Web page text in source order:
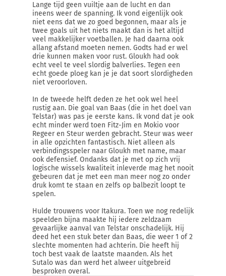
Lange tijd geen vuiltje aan de lucht en dan
ineens weer de spanning. Ik vond eigenlijk ook
niet eens dat we zo goed begonnen, maar als je
twee goals uit het niets maakt dan is het altijd
veel makkelijker voetballen. Je had daarna ook
allang afstand moeten nemen. Godts had er wel
drie kunnen maken voor rust. Gloukh had ook
echt veel te veel slordig balverlies. Tegen een
echt goede ploeg kan je je dat soort slordigheden
niet veroorloven.
In de tweede helft deden ze het ook wel heel
rustig aan. Die goal van Baas (die in het doel van
Telstar) was pas je eerste kans. Ik vond dat je ook
echt minder werd toen Fitz-Jim en Mokio voor
Regeer en Steur werden gebracht. Steur was weer
in alle opzichten fantastisch. Niet alleen als
verbindingsspeler naar Gloukh met name, maar
ook defensief. Ondanks dat je met op zich vrij
logische wissels kwaliteit inleverde mag het nooit
gebeuren dat je met een man meer nog zo onder
druk komt te staan en zelfs op balbezit loopt te
spelen.
Hulde trouwens voor Itakura. Toen we nog redelijk
speelden bijna maakte hij iedere zeldzaam
gevaarlijke aanval van Telstar onschadelijk. Hij
deed het een stuk beter dan Baas, die weer 1 of 2
slechte momenten had achterin. Die heeft hij
toch best vaak de laatste maanden. Als het
Sutalo was dan werd het alweer uitgebreid
besproken overal.